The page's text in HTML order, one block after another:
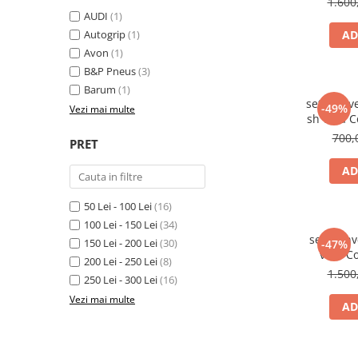
Scule Vulcanizare
Cadouri Potrivite
Accesorii Telefon
Aparate premium
Instrumente de scris premium
AUDI (1)
Autogrip(1)
Avon (1)
B&P Pneus(3)
Barum (1)
Vezi mai multe
PRET
50 Lei - 100 Lei(16)
100 Lei - 150 Lei(34)
150 Lei - 200 Lei(30)
200 Lei - 250 Lei(8)
250 Lei - 300 Lei(16)
Vezi mai multe
-49%
set 4
sh vara
-47%
set 4
vara